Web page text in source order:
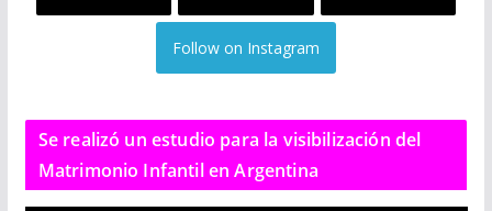
Follow on Instagram
Se realizó un estudio para la visibilización del
Matrimonio Infantil en Argentina